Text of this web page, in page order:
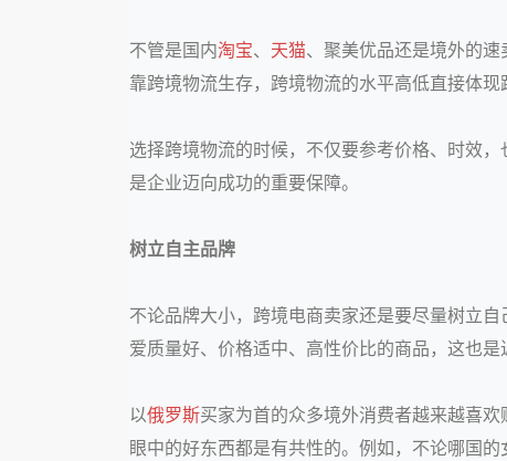
不管是国内淘宝、 天猫、聚美优品还是境外的
靠跨境物流生存，跨境物流的水平高低直接体现
选择跨境物流的时候，不仅要参考价格、时效
是企业迈向成功的重要保障。
树立自主品牌
不论品牌大小，跨境电商卖家还是要尽量树立
爱质量好、价格适中、高性价比的商品，这也
以俄罗斯买家为首的众多境外消费者越来越喜
眼中的好东西都是有共性的。例如，不论哪国